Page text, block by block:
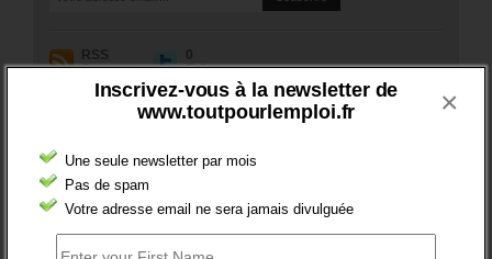
Inscrivez-vous à la newsletter de
www.toutpourlemploi.fr
Une seule newsletter par mois
Pas de spam
Votre adresse email ne sera jamais divulguée
×
RSS
Souscrire
0
Followers